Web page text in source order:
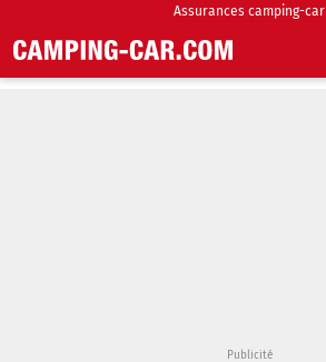
Assurances camping-car